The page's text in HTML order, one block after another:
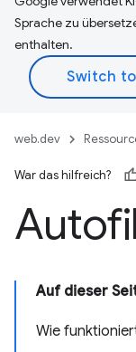
Sprache zu
enthalten.
web.dev
War das hilfreich?
Auf dieser
Wie